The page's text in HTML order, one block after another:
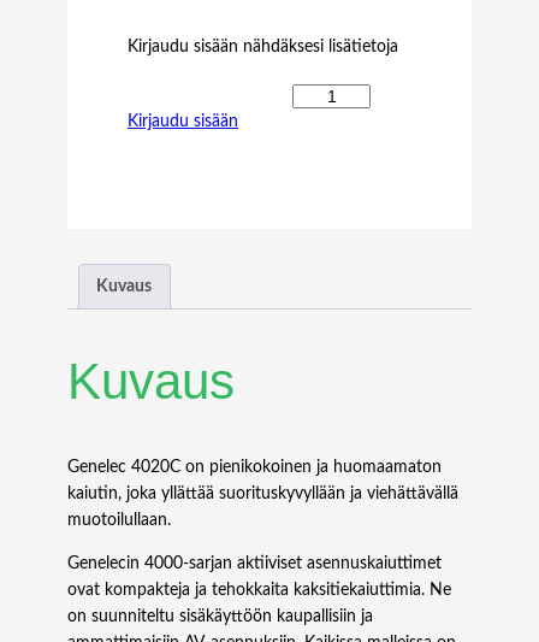
Kirjaudu sisään nähdäksesi lisätietoja
0
M
P
T
I
A
Kirjaudu sisään
Kuvaus
Kuvaus
Genelec 4020C on pienikokoinen ja huomaamaton
kaiutin, joka yllättää suorituskyvyllään ja viehättävällä
muotoilullaan.
Genelecin 4000-sarjan aktiiviset asennuskaiuttimet
ovat kompakteja ja tehokkaita kaksitiekaiuttimia. Ne
on suunniteltu sisäkäyttöön kaupallisiin ja